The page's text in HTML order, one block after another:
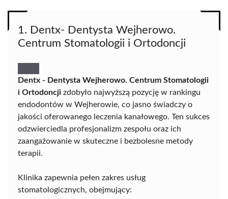
1. Dentx- Dentysta Wejherowo.
Centrum Stomatologii i Ortodoncji
Dentx - Dentysta Wejherowo. Centrum Stomatologii
i Ortodoncji zdobyło najwyższą pozycję w rankingu
endodontów w Wejherowie, co jasno świadczy o
jakości oferowanego leczenia kanałowego. Ten sukces
odzwierciedla profesjonalizm zespołu oraz ich
zaangażowanie w skuteczne i bezbolesne metody
terapii.
Klinika zapewnia pełen zakres usług
stomatologicznych, obejmujący: